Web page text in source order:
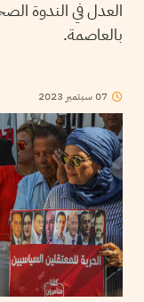
بالعاصمة.
07سبتمبر 2023